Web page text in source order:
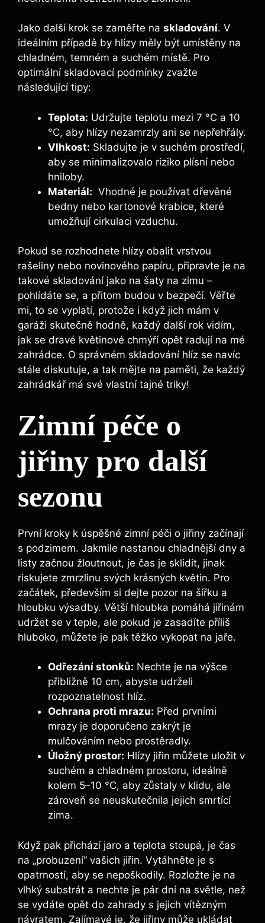
Jako‌ další krok se zaměřte na skladování. V
⁤ideálním případě by ‌hlízy měly být umístěny na​
chladném,​ temném a suchém místě. Pro
optimální skladovací podmínky zvažte
následující tipy:
Teplota: Udržujte teplotu mezi 7 °C a 10
°C, aby hlízy nezamrzly ani se nepřehřály.
Vlhkost: Skladujte je v suchém prostředí,
aby se minimalizovalo riziko plísní nebo
hniloby.
Materiál: ​ Vhodné je používat dřevěné
⁤bedny nebo kartonové krabice, které
umožňují cirkulaci vzduchu.
Pokud se rozhodnete hlízy‍ obalit vrstvou
rašeliny nebo ⁤novinového⁤ papíru, připravte je na
takové skladování jako na šaty na‌ zimu –​
pohlídáte se, a přitom budou v⁤ bezpečí.​ Věřte
mi, to se vyplatí, protože i když jich mám v
garáži skutečně hodně, každý další rok vidím,
jak se dravé květinové chmýří opět radují na mé
zahrádce. O správném skladování hlíz ⁢se navíc
stále diskutuje, a tak mějte na paměti, že každý
zahrádkář má své vlastní tajné triky!
Zimní péče o
jiřiny pro​ další
sezonu
První kroky k úspěšné zimní péči ​o jiřiny začínají
s podzimem. Jakmile ​nastanou chladnější dny a
listy začnou žloutnout, je ​čas je sklidit, jinak
riskujete zmrzlinu svých‍ krásných květin. Pro
začátek, především si dejte ⁤pozor na šířku a
hloubku výsadby. Větší hloubka‌ pomáhá jiřinám
udržet se v teple, ale pokud je ⁤zasadíte příliš
hluboko, můžete je pak těžko vykopat na ‍jaře.
Odřezání stonků: Nechte je na výšce‍
přibližně 10 cm, abyste udrželi
rozpoznatelnost hlíz.
Ochrana proti mrazu: Před‍ prvními
mrazy je doporučeno zakrýt je
mulčováním nebo prostěradly.
Úložný prostor: Hlízy jiřin ‌můžete uložit v
suchém a chladném​ prostoru, ideálně
kolem 5–10 °C, aby zůstaly v klidu, ale
zároveň se neuskutečnila jejich smrtící
zima.
Když pak přichází ‍jaro a teplota stoupá,⁤ je čas
na „probuzení“ vašich jiřin. ‍Vytáhněte je ⁣s
opatrností, aby se nepoškodily. ⁤Rozložte je na
vlhký substrát a nechte je ⁣pár dní na světle, než
‍se vydáte opět do zahrady ‍s jejich vítězným
návratem. ​Zajímavé je, že jiřiny může ukládat